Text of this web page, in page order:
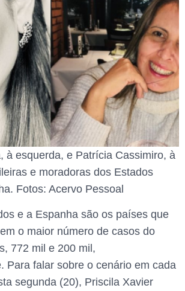
à esquerda, e Patrícia Cassimiro, à
e moradoras dos Estados
Fotos: Acervo Pessoal
e a Espanha são os países que
o maior número de casos do
772 mil e 200 mil,
Para falar sobre o cenário em cada
segunda (20), Priscila Xavier